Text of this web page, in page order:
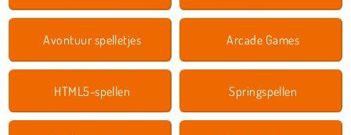
Avontuur spelletjes Arcade Games
HTML5-spellen Springspellen